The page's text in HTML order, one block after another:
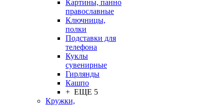
Картины, панно
православные
Ключницы,
полки
Подставки для
телефона
Куклы
сувенирные
Гирлянды
Кашпо
+ ЕЩЕ 5
Кружки,